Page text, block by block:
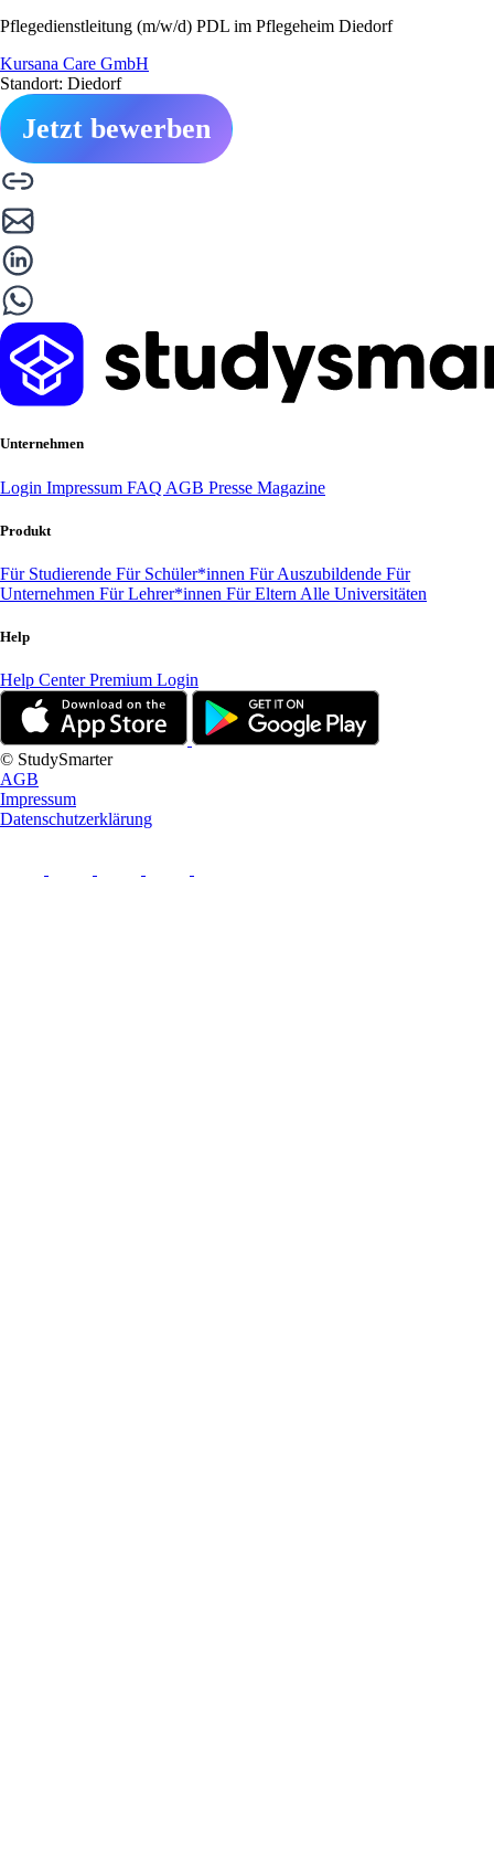
Pflegedienstleitung (m/w/d) PDL im Pflegeheim Diedorf
Kursana Care GmbH
Standort: Diedorf
Jetzt bewerben
Unternehmen
Login Impressum FAQ AGB Presse Magazine
Produkt
Für Studierende Für Schüler*innen Für Auszubildende Für
Unternehmen Für Lehrer*innen Für Eltern Alle Universitäten
Help
Help CenterPremium Login
© StudySmarter
AGB
Impressum
Datenschutzerklärung